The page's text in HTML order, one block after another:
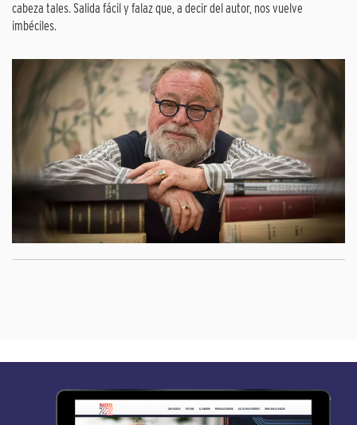
cabeza tales. Salida fácil y falaz que, a decir del autor, nos vuelve
imbéciles.